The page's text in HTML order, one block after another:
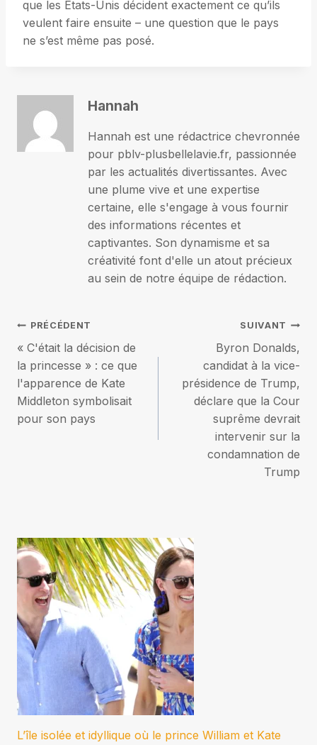
que les États-Unis décident exactement ce qu’ils
veulent faire ensuite – une question que le pays
ne s’est même pas posé.
Hannah
Hannah est une rédactrice chevronnée
pour pblv-plusbellelavie.fr, passionnée
par les actualités divertissantes. Avec
une plume vive et une expertise
certaine, elle s'engage à vous fournir
des informations récentes et
captivantes. Son dynamisme et sa
créativité font d'elle un atout précieux
au sein de notre équipe de rédaction.
Navigation
de
l’article
PRÉCÉDENT
« C'était la décision de
la princesse » : ce que
l'apparence de Kate
Middleton symbolisait
pour son pays
SUIVANT
Byron Donalds,
candidat à la vice-
présidence de Trump,
déclare que la Cour
suprême devrait
intervenir sur la
condamnation de
Trump
L’île isolée et idyllique où le prince William et Kate